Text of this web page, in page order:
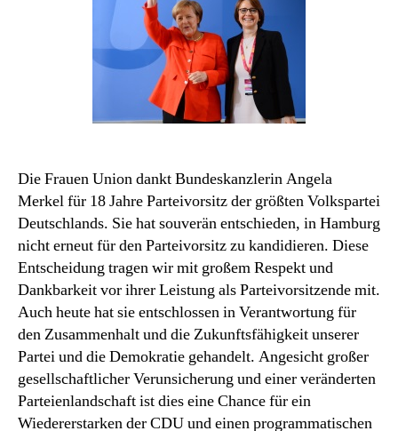
eine
Ikone
für
Frauen
weltweit
für
18
Jahre
Chefin
CDU!“
Die Frauen Union dankt Bundeskanzlerin Angela
Merkel für 18 Jahre Parteivorsitz der größten Volkspartei
Deutschlands. Sie hat souverän entschieden, in Hamburg
nicht erneut für den Parteivorsitz zu kandidieren. Diese
Entscheidung tragen wir mit großem Respekt und
Dankbarkeit vor ihrer Leistung als Parteivorsitzende mit.
Auch heute hat sie entschlossen in Verantwortung für
den Zusammenhalt und die Zukunftsfähigkeit unserer
Partei und die Demokratie gehandelt. Angesicht großer
gesellschaftlicher Verunsicherung und einer veränderten
Parteienlandschaft ist dies eine Chance für ein
Wiedererstarken der CDU und einen programmatischen